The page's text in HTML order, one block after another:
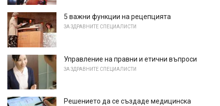
5 важни функции на рецепцията
ЗА ЗДРАВНИТЕ СПЕЦИАЛИСТИ
Управление на правни и етични въпроси
ЗА ЗДРАВНИТЕ СПЕЦИАЛИСТИ
Решението да се създаде медицинска